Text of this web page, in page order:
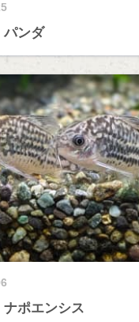
パンダ
ナポエンシス